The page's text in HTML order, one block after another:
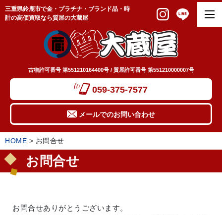
三重県鈴鹿市で金・プラチナ・ブランド品・時
計の高価買取なら質屋の大蔵屋
古物許可番号 第551210164400号 / 質屋許可番号 第551210000007号
059-375-7577
メールでのお問い合わせ
HOME > お問合せ
お問合せ
お問合せありがとうございます。